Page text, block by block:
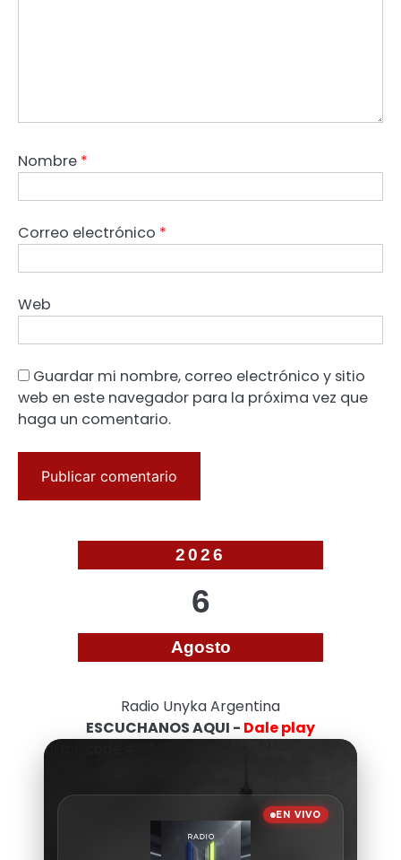
Nombre *
Correo electrónico *
Web
Guardar mi nombre, correo electrónico y sitio
web en este navegador para la próxima vez que
haga un comentario.
2026
6
Agosto
Radio Unyka Argentina
ESCUCHANOS AQUI - Dale play